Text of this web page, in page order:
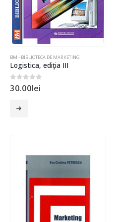
BM - BIBLIOTECA DE MARKETING
Logistica, ediţia III
0 out of 5
30.00lei